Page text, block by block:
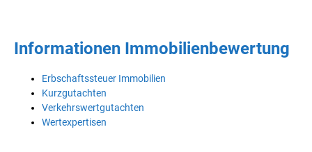
Informationen Immobilienbewertung
Erbschaftssteuer Immobilien
Kurzgutachten
Verkehrswertgutachten
Wertexpertisen